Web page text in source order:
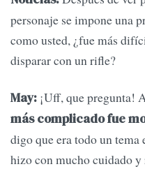
personaje se impone una
como usted, ¿fue más
disparar con un rifle?
May: ¡Uff, que pregunta!
más complicado fue
digo que era todo un tema
hizo con mucho cuidado